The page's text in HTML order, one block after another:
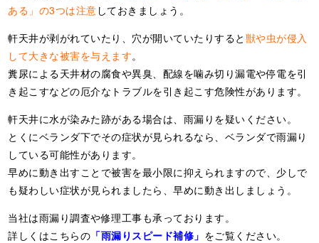
ある」の3つは注意 しておきましょう。
軒天井が剥がれていたり、穴が開いていたりすると 獣や虫が侵入
して大きな被害を与えます。
糞尿による天井材の腐食や異臭、配線を噛み切り漏電や停電を引
き起こすなどの厄介なトラブルを引き起こす危険性があります。
軒天井に水が染みた跡がある場合は、雨漏りを疑いください。
とくにベランダ下でその症状が見られるなら、ベランダで雨漏り
している可能性があります。
早めに動き出すことで被害を最小限に抑えられますので、少しで
も疑わしい症状が見られましたら、早めに動き出しましょう。
当社は雨漏り調査や修理工事も承っております。
詳しくはこちらの 「雨漏りスピード補修」 をご覧ください。